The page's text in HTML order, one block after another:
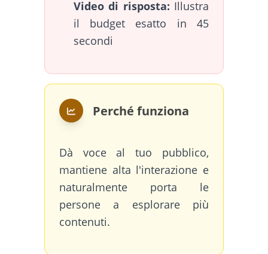
Video di risposta: Illustra
il budget esatto in 45
secondi
Perché funziona
Dà voce al tuo pubblico,
mantiene alta l'interazione e
naturalmente porta le
persone a esplorare più
contenuti.